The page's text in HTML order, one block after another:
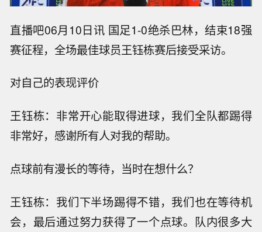
直播吧06月10日讯 国足1-0绝杀巴林，结束18强
赛征程，全场最佳球员王钰栋赛后接受采访。
对自己的表现评价
王钰栋：非常开心能取得进球，我们全队都踢得
非常好，感谢所有人对我的帮助。
点球前有漫长的等待，当时在想什么？
王钰栋：我们下半场踢得不错，我们也在等待机
会，最后通过努力获得了一个点球。队内很多大